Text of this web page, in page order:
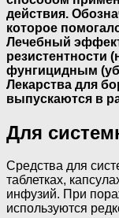
действия.
которое
Лечебный
резистентности
фунгицидным
Лекарства для
выпускаются в
Для
Средства для
таблетках,
инфузий. При
используются